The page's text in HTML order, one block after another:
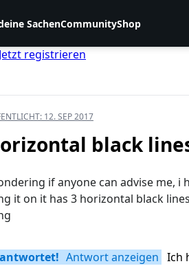
SachenCommunityShop
Jetzt registrieren
12. SEP 2017
black
if anyone can advise me,
it on it has 3 horizontal black
Antwort anzeigen Ich